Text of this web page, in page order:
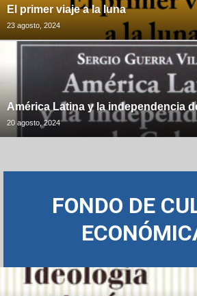
El primer viaje a la luna
23 agosto, 2024
América Latina y la independencia
20 agosto, 2024
FONDO DE